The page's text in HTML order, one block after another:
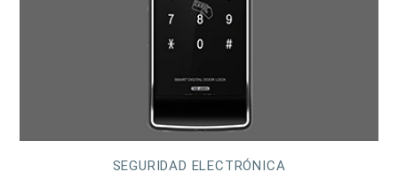
SEGURIDAD ELECTRÓNICA